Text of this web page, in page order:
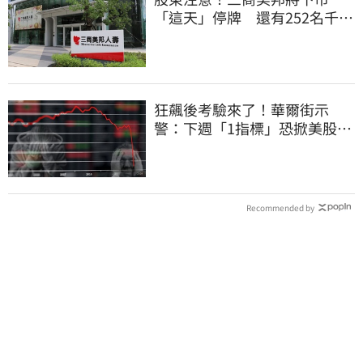
「這天」停牌 還有252名千張
狂飆後考驗來了！華爾街示
警：下週「1指標」恐掀美股暴
Recommended by